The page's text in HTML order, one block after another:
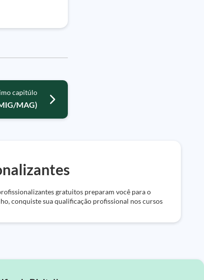
capitúlo
MAG)
gratuitos preparam você para o
conquiste sua qualificação profissional nos cursos